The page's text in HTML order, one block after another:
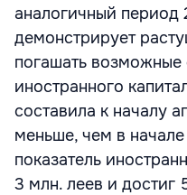
аналогичный период
демонстрирует
погашать
иностранного
составила к началу
меньше, чем в
показатель
3 млн. леев и достиг